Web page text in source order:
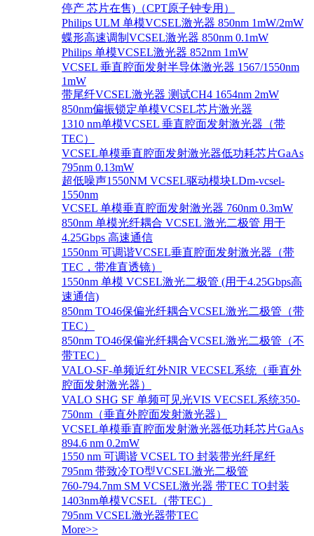
停产 芯片在售)（CPT原子钟专用）
Philips ULM 单模VCSEL激光器 850nm 1mW/2mW
蝶形高速调制VCSEL激光器 850nm 0.1mW
Philips 单模VCSEL激光器 852nm 1mW
VCSEL 垂直腔面发射半导体激光器 1567/1550nm
1mW
带尾纤VCSEL激光器 测试CH4 1654nm 2mW
850nm偏振锁定单模VCSEL芯片激光器
1310 nm单模VCSEL 垂直腔面发射激光器（带
TEC）
VCSEL单模垂直腔面发射激光器低功耗芯片GaAs
795nm 0.13mW
超低噪声1550NM VCSEL驱动模块LDm-vcsel-
1550nm
VCSEL 单模垂直腔面发射激光器 760nm 0.3mW
850nm 单模光纤耦合 VCSEL 激光二极管 用于
4.25Gbps 高速通信
1550nm 可调谐VCSEL垂直腔面发射激光器（带
TEC，带准直透镜）
1550nm 单模 VCSEL激光二极管 (用于4.25Gbps高
速通信)
850nm TO46保偏光纤耦合VCSEL激光二极管（带
TEC）
850nm TO46保偏光纤耦合VCSEL激光二极管（不
带TEC）
VALO-SF-单频近红外NIR VECSEL系统（垂直外
腔面发射激光器）
VALO SHG SF 单频可见光VIS VECSEL系统350-
750nm（垂直外腔面发射激光器）
VCSEL单模垂直腔面发射激光器低功耗芯片GaAs
894.6 nm 0.2mW
1550 nm 可调谐 VCSEL TO 封装带光纤尾纤
795nm 带致冷TO型VCSEL激光二极管
760-794.7nm SM VCSEL激光器 带TEC TO封装
1403nm单模VCSEL（带TEC）
795nm VCSEL激光器带TEC
More>>